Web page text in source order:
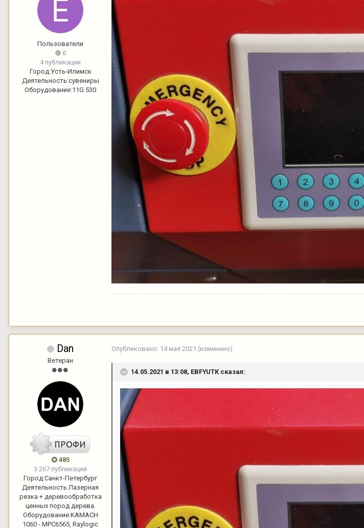
Пользователи
0
4 публикации
Город:Усть-Илимск
Деятельность:сувениры
Оборудование:11G 530
Dan
Ветеран
485
3 267 публикаций
Город:Санкт-Петербург
Деятельность:Лазерная
резка + деревообработка
ценных пород дерева.
Оборудование:KAMACH
1060 - MPC6565, Raylogic
Опубликовано: 14 мая 2021 (изменено)
14.05.2021 в 13:08, EBFYUTK сказал: